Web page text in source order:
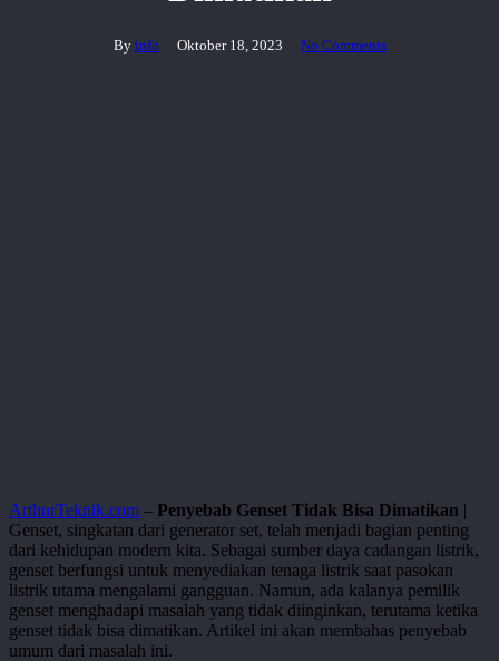
By info Oktober 18, 2023 No Comments
ArthurTeknik.com – Penyebab Genset Tidak Bisa Dimatikan |
Genset, singkatan dari generator set, telah menjadi bagian penting
dari kehidupan modern kita. Sebagai sumber daya cadangan listrik,
genset berfungsi untuk menyediakan tenaga listrik saat pasokan
listrik utama mengalami gangguan. Namun, ada kalanya pemilik
genset menghadapi masalah yang tidak diinginkan, terutama ketika
genset tidak bisa dimatikan. Artikel ini akan membahas penyebab
umum dari masalah ini.